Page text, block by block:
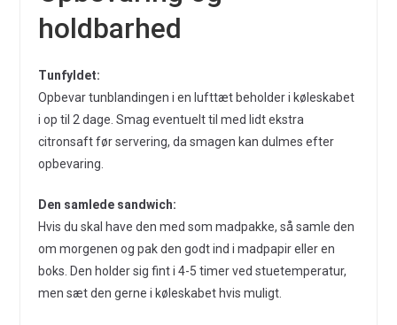
holdbarhed
Tunfyldet:
Opbevar tunblandingen i en lufttæt beholder i køleskabet
i op til 2 dage. Smag eventuelt til med lidt ekstra
citronsaft før servering, da smagen kan dulmes efter
opbevaring.
Den samlede sandwich:
Hvis du skal have den med som madpakke, så samle den
om morgenen og pak den godt ind i madpapir eller en
boks. Den holder sig fint i 4-5 timer ved stuetemperatur,
men sæt den gerne i køleskabet hvis muligt.